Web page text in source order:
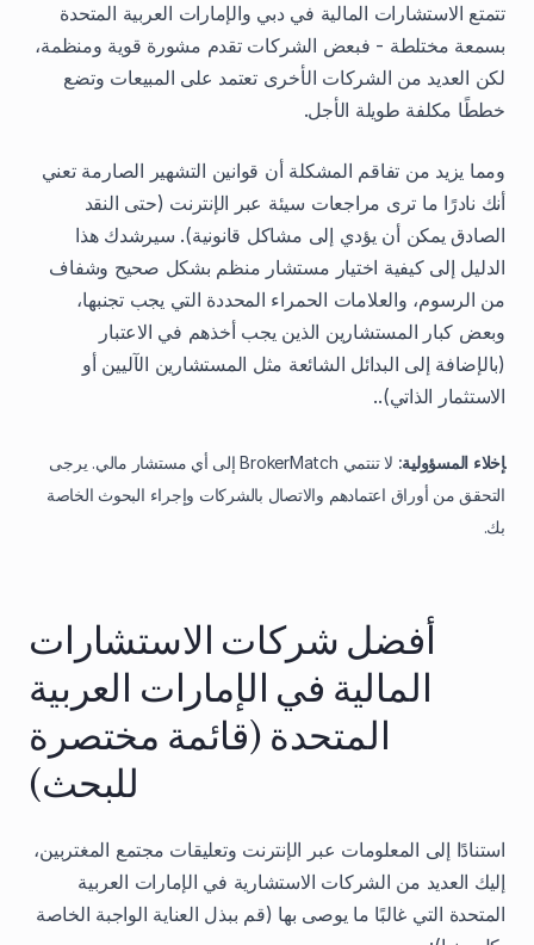
تتمتع الاستشارات المالية في دبي والإمارات العربية المتحدة
بسمعة مختلطة - فبعض الشركات تقدم مشورة قوية ومنظمة،
لكن العديد من الشركات الأخرى تعتمد على المبيعات وتضع
خططًا مكلفة طويلة الأجل.
ومما يزيد من تفاقم المشكلة أن قوانين التشهير الصارمة تعني
أنك نادرًا ما ترى مراجعات سيئة عبر الإنترنت (حتى النقد
الصادق يمكن أن يؤدي إلى مشاكل قانونية). سيرشدك هذا
الدليل إلى كيفية اختيار مستشار منظم بشكل صحيح وشفاف
من الرسوم، والعلامات الحمراء المحددة التي يجب تجنبها،
وبعض كبار المستشارين الذين يجب أخذهم في الاعتبار
(بالإضافة إلى البدائل الشائعة مثل المستشارين الآليين أو
الاستثمار الذاتي)..
إخلاء المسؤولية:
لا تنتمي BrokerMatch إلى أي مستشار مالي. يرجى
التحقق من أوراق اعتمادهم والاتصال بالشركات وإجراء البحوث الخاصة
بك.
أفضل شركات الاستشارات
المالية في الإمارات العربية
المتحدة (قائمة مختصرة
للبحث)
استنادًا إلى المعلومات عبر الإنترنت وتعليقات مجتمع المغتربين،
إليك العديد من الشركات الاستشارية في الإمارات العربية
المتحدة التي غالبًا ما يوصى بها (قم ببذل العناية الواجبة الخاصة